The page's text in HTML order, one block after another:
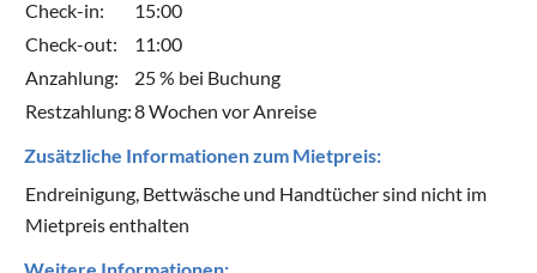
Check-in:
15:00
Check-out:
11:00
Anzahlung:
25 % bei Buchung
Restzahlung:8 Wochen vor Anreise
Zusätzliche Informationen zum Mietpreis:
Endreinigung, Bettwäsche und Handtücher sind nicht im
Mietpreis enthalten
Weitere Informationen: